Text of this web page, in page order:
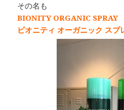
その名も
BIONITY ORGANIC SPRAY
ビオニティ オーガニック スプ